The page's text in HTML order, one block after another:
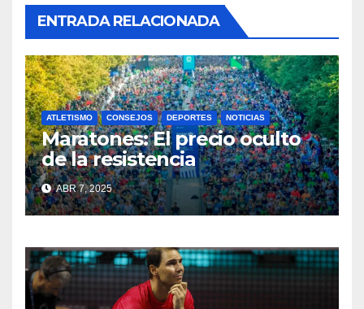
ENTRADA RELACIONADA
ATLETISMO CONSEJOS DEPORTES NOTICIAS
Maratones: El precio oculto
de la resistencia
ABR 7, 2025